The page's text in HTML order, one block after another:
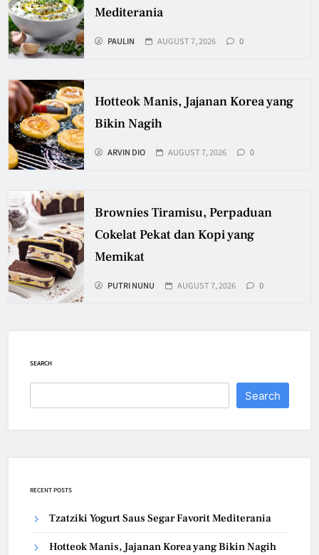
Mediterania
PAULIN AUGUST 7, 2026 0
Hotteok Manis, Jajanan Korea yang
Bikin Nagih
ARVIN DIO AUGUST 7, 2026 0
Brownies Tiramisu, Perpaduan
Cokelat Pekat dan Kopi yang
Memikat
PUTRI NUNU AUGUST 7, 2026 0
SEARCH
Search
RECENT POSTS
Tzatziki Yogurt Saus Segar Favorit Mediterania
Hotteok Manis, Jajanan Korea yang Bikin Nagih